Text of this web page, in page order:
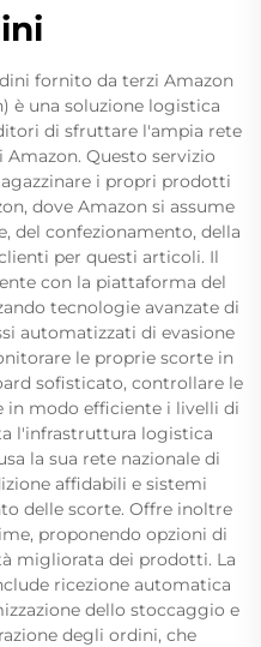
fornito da terzi Amazon
è una soluzione logistica
di sfruttare l'ampia rete
Questo servizio
i propri prodotti
dove Amazon si assume
del confezionamento, della
per questi articoli. Il
con la piattaforma del
tecnologie avanzate di
automatizzati di evasione
le proprie scorte in
sofisticato, controllare le
in modo efficiente i livelli di
l'infrastruttura logistica
la sua rete nazionale di
affidabili e sistemi
delle scorte. Offre inoltre
proponendo opzioni di
migliorata dei prodotti. La
ricezione automatica
dello stoccaggio e
degli ordini, che